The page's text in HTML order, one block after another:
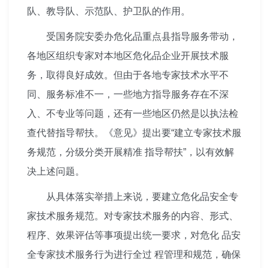
队、教导队、示范队、护卫队的作用。
受国务院安委办危化品重点县指导服务带动，
各地区组织专家对本地区危化品企业开展技术服
务，取得良好成效。但由于各地专家技术水平不
同、服务标准不一，一些地方指导服务存在不深
入、不专业等问题，还有一些地区仍然是以执法检
查代替指导帮扶。《意见》提出要“建立专家技术服
务规范，分级分类开展精准 指导帮扶”，以有效解
决上述问题。
从具体落实举措上来说，要建立危化品安全专
家技术服务规范。对专家技术服务的内容、形式、
程序、效果评估等事项提出统一要求，对危化 品安
全专家技术服务行为进行全过 程管理和规范，确保